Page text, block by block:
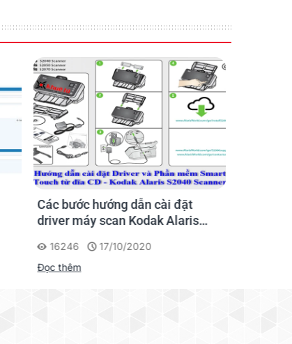
Các bước hướng dẫn cài đặt
driver máy scan Kodak Alaris
16246
17/10/2020
Đọc thêm